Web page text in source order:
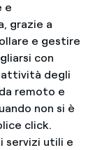
e
grazie a
e gestire
con
attività degli
remoto e
non si è
click.
servizi utili e